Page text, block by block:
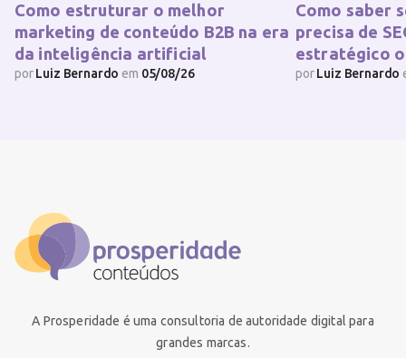
Como estruturar o melhor
marketing de conteúdo B2B na era
da inteligência artificial
porLuiz Bernardo em 05/08/26
Como saber
precisa de
estratégico
porLuiz Bernardo
A Prosperidade é uma consultoria de autoridade digital para
grandes marcas.